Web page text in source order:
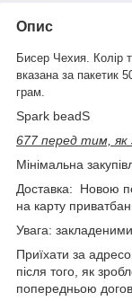
Опис
Бисер Чехия. Колір
вказана за пакетик
грам.
Spark beadS
677 перед тим, як
Мінімальна
Доставка: Новою
на карту
Увага:
Приїхати за
після того, як
попередньою